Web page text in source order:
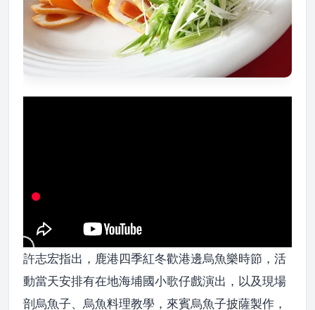
許志宏指出，鹿港四季紅冬歡港邊烏魚樂時節，活
動當天安排有在地海埔國小歌仔戲演出，以及現場
剖烏魚子、烏魚料理教學，來賓烏魚子披薩製作，